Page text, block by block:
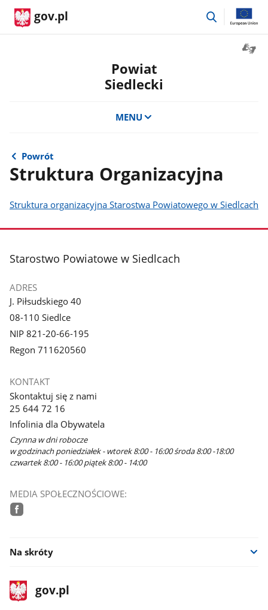
gov.pl
przejdź
Powiat
Siedlecki
MENU
Powrót
Struktura Organizacyjna
Struktura organizacyjna Starostwa Powiatowego w Siedlcach
stopka
Starostwo Powiatowe w Siedlcach
ADRES
J. Piłsudskiego 40
08-110 Siedlce
NIP 821-20-66-195
Regon 711620560
KONTAKT
Skontaktuj się z nami
25 644 72 16
Infolinia dla Obywatela
Czynna w dni robocze
w godzinach poniedziałek - wtorek 8:00 - 16:00 środa 8:00 -18:00
czwartek 8:00 - 16:00 piątek 8:00 - 14:00
MEDIA SPOŁECZNOŚCIOWE:
Na skróty
stopka
gov.plStrona
gov.pl